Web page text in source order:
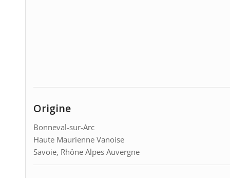
Origine
Bonneval-sur-Arc
Haute Maurienne Vanoise
Savoie, Rhône Alpes Auvergne